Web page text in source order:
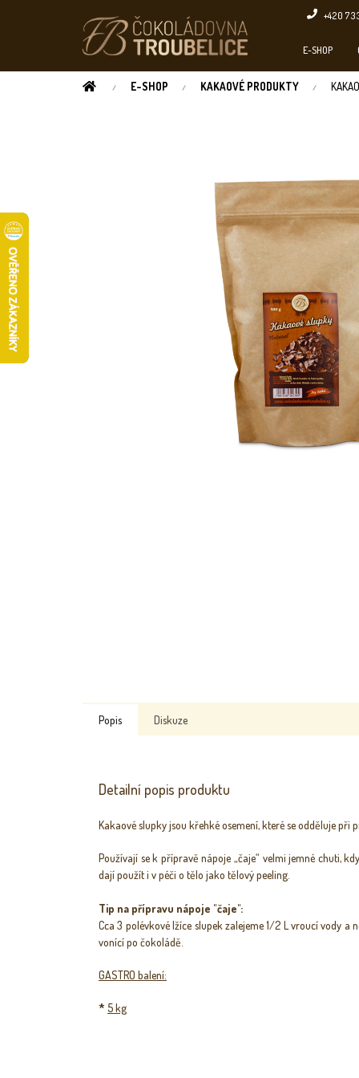
+420
E-SHOP
DOMŮ E-SHOP KAKAOVÉ PRODUKTY
Popis Diskuze
Detailní popis produktu
Kakaové slupky jsou křehké osemení, které se odděluje při
Používají se k přípravě nápoje „čaje“ velmi jemné chuti,
dají použít i v péči o tělo jako tělový peeling.
Tip na přípravu nápoje "čaje":
Cca 3 polévkové lžíce slupek zalejeme 1/2 L vroucí vody a
vonící po čokoládě.
GASTRO balení:
* 5 kg